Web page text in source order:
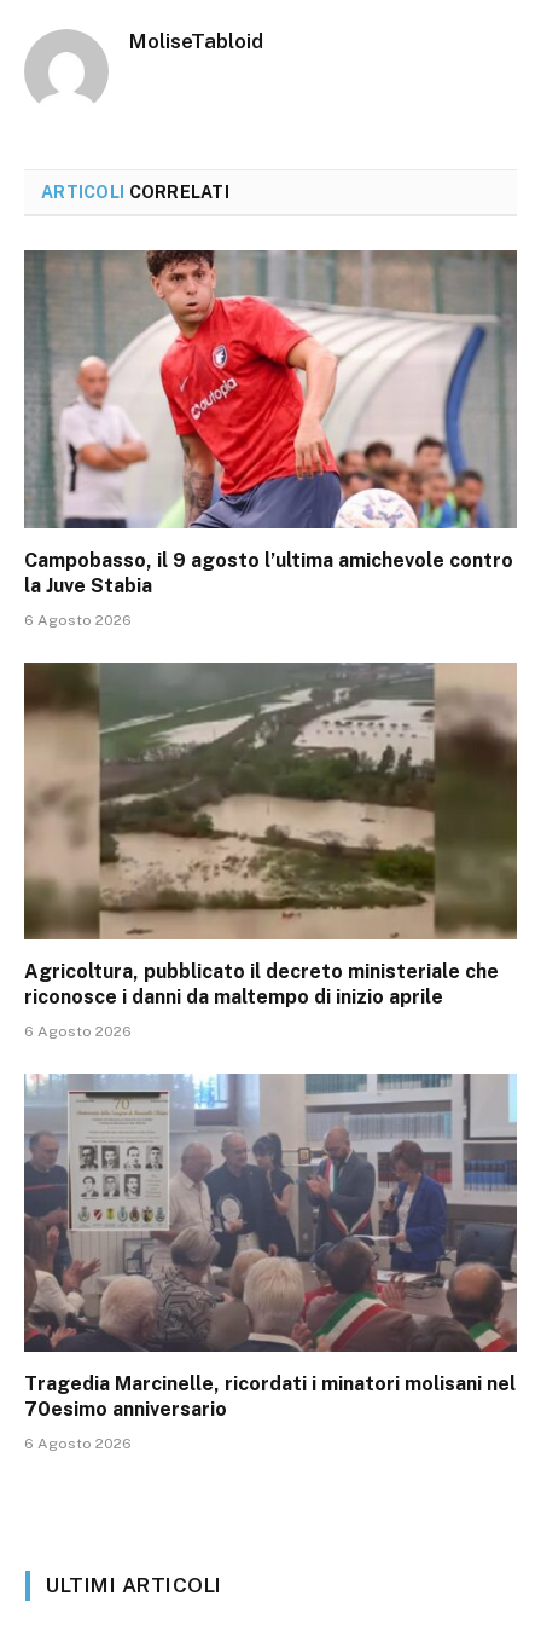
MoliseTabloid
ARTICOLI CORRELATI
Campobasso, il 9 agosto l’ultima amichevole contro
la Juve Stabia
6 Agosto 2026
Agricoltura, pubblicato il decreto ministeriale che
riconosce i danni da maltempo di inizio aprile
6 Agosto 2026
Tragedia Marcinelle, ricordati i minatori molisani nel
70esimo anniversario
6 Agosto 2026
ULTIMI ARTICOLI